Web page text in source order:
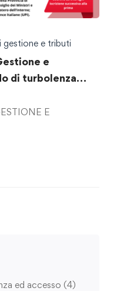
ed accesso (4)
e tributi
e
di turbolenza
coerenza con il
per
di
evoluzione
contabile”
E